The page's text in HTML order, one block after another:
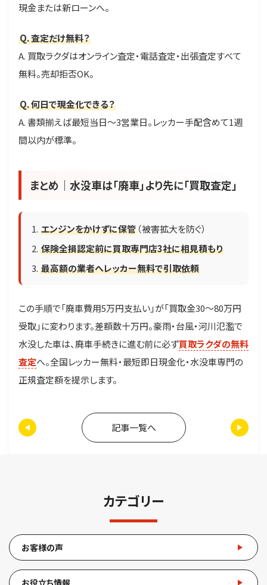
現金または新ローンへ。
Q. 査定だけ無料？
A. 買取ラクダはオンライン査定・電話査定・出張査定すべて
無料。売却拒否OK。
Q. 何日で現金化できる？
A. 書類揃えば最短当日〜3営業日。レッカー手配含めて1週
間以内が標準。
まとめ｜水没車は「廃車」より先に「買取査定」
エンジンをかけずに保管 （被害拡大を防ぐ）
保険全損認定前に買取専門店3社に相見積もり
最高額の業者へレッカー無料で引取依頼
この手順で「廃車費用5万円支払い」が「買取金30〜80万円
受取」に変わります。差額数十万円。豪雨・台風・河川氾濫で
水没した車は、廃車手続きに進む前に必ず買取ラクダの無料
査定へ。全国レッカー無料・最短即日現金化・水没車専門の
正規査定額を提示します。
記事一覧へ
カテゴリー
お客様の声
お役立ち情報